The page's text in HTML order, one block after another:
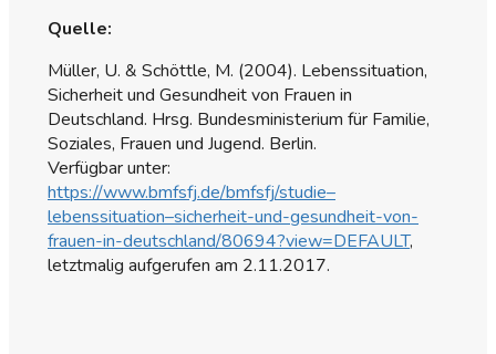
Quelle:
Müller, U. & Schöttle, M. (2004). Lebenssituation,
Sicherheit und Gesundheit von Frauen in
Deutschland. Hrsg. Bundesministerium für Familie,
Soziales, Frauen und Jugend. Berlin.
Verfügbar unter:
https://www.bmfsfj.de/bmfsfj/studie–
lebenssituation–sicherheit-und-gesundheit-von-
frauen-in-deutschland/80694?view=DEFAULT,
letztmalig aufgerufen am 2.11.2017.